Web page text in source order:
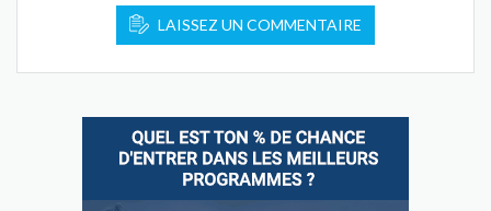
LAISSEZ UN COMMENTAIRE